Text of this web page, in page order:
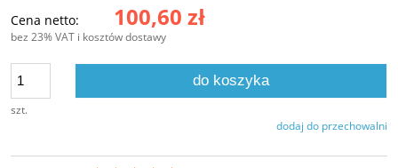
Cena netto: 100,60 zł
bez 23% VAT i kosztów dostawy
szt.
do koszyka
dodaj do przechowalni